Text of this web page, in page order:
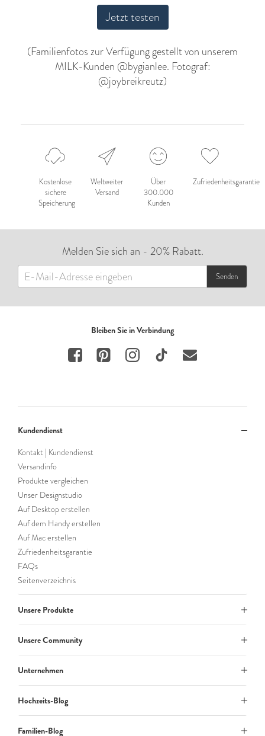
Jetzt testen
(Familienfotos zur Verfügung gestellt von unserem
MILK-Kunden @bygianlee. Fotograf:
@joybreikreutz)
Kostenlose
sichere
Speicherung
Weltweiter
Versand
Über
300.000
Kunden
Zufriedenheitsgarantie
Melden Sie sich an - 20% Rabatt.
Senden
Bleiben Sie in Verbindung
Kundendienst
Kontakt | Kundendienst
Versandinfo
Produkte vergleichen
Unser Designstudio
Auf Desktop erstellen
Auf dem Handy erstellen
Auf Mac erstellen
Zufriedenheitsgarantie
FAQs
Seitenverzeichnis
Unsere Produkte
Unsere Community
Unternehmen
Hochzeits-Blog
Familien-Blog